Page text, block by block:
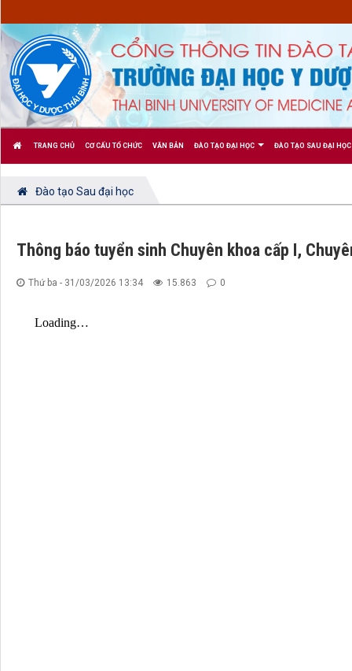
TRANG CHỦ CƠ CẤU TỔ CHỨC VĂN BẢN ĐÀO TẠO ĐẠI HỌC ĐÀO TẠO SAU ĐẠI HỌC
Đào tạo Sau đại học
Thông báo tuyển sinh Chuyên khoa cấp I,
Thứ ba - 31/03/2026 13:34 15.863 0